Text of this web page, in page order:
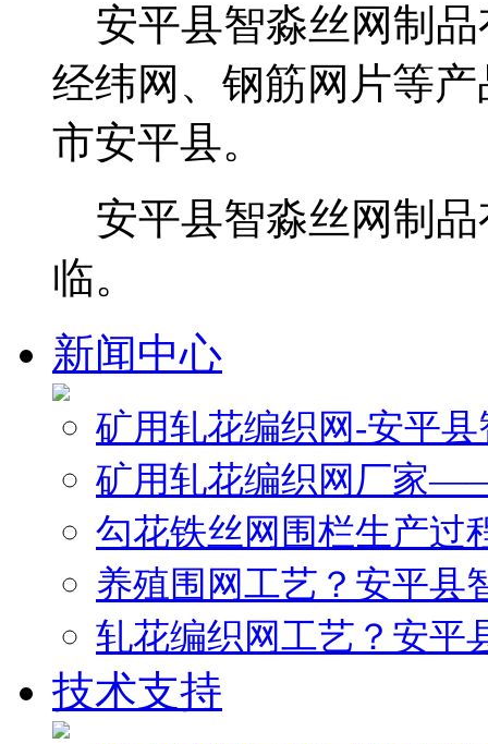
安平县智淼丝网制品
经纬网、钢筋网片等
市安平县。
安平县智淼丝网制品
临。
新闻中心
矿用轧花编织网-安平
矿用轧花编织网厂家
勾花铁丝网围栏生产过
养殖围网工艺？安平县
轧花编织网工艺？安平
技术支持